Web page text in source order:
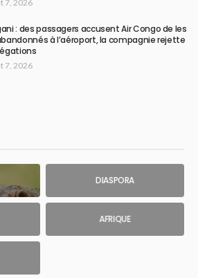
7, 2026
: des passagers accusent Air Congo de les
à l’aéroport, la compagnie rejette
7, 2026
DIASPORA
AFRIQUE